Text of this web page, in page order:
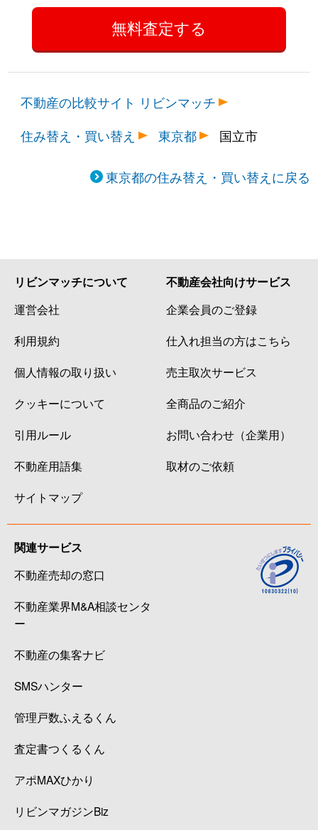
不動産の比較サイト リビンマッチ
住み替え・買い替え
東京都 国立市
東京都の住み替え・買い替えに戻る
リビンマッチについて
運営会社
利用規約
個人情報の取り扱い
クッキーについて
引用ルール
不動産用語集
サイトマップ
不動産会社向けサービス
企業会員のご登録
仕入れ担当の方はこちら
売主取次サービス
全商品のご紹介
お問い合わせ（企業用）
取材のご依頼
関連サービス
不動産売却の窓口
不動産業界M&A相談センタ
ー
不動産の集客ナビ
SMSハンター
管理戸数ふえるくん
査定書つくるくん
アポMAXひかり
リビンマガジンBiz